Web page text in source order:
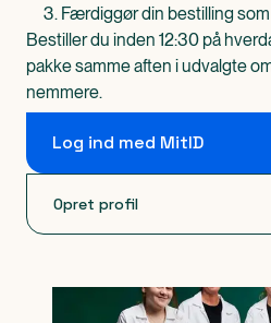
Færdiggør din bestilling
Bestiller du inden 12:30 på
pakke samme aften i udvalgte
nemmere.
Log ind med MitID
Opret profil